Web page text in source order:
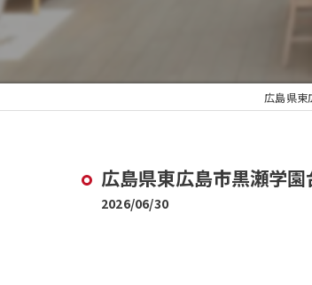
広島県東
広島県東広島市黒瀬学
2026/06/30